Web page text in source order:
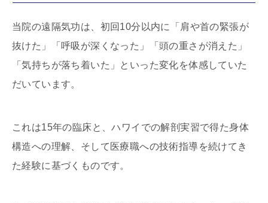
当院の遠隔気功は、初回10分以内に「肩や首の緊張が
抜けた」「呼吸が深くなった」「頭の重さが消えた」
「気持ちが落ち着いた」といった変化を体感していた
だいています。
これは15年の臨床と、ハワイでの解剖実習で得た身体
構造への理解、そして医療職への技術指導を続けてき
た経験に基づくものです。